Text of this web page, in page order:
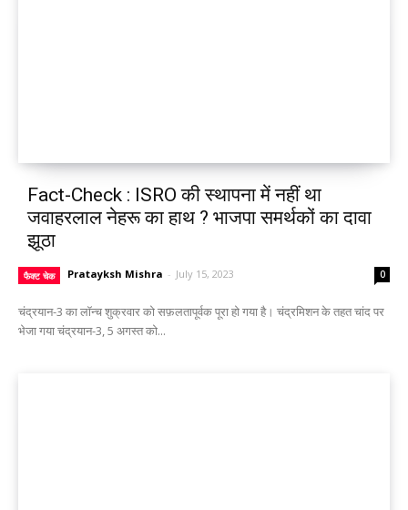
Fact-Check : ISRO की स्थापना में नहीं था
जवाहरलाल नेहरू का हाथ ? भाजपा समर्थकों का दावा
झूठा
फैक्ट चेक Pratayksh Mishra - July 15, 2023 0
चंद्रयान-3 का लॉन्च शुक्रवार को सफ़लतापूर्वक पूरा हो गया है। चंद्रमिशन के तहत चांद पर
भेजा गया चंद्रयान-3, 5 अगस्त को...